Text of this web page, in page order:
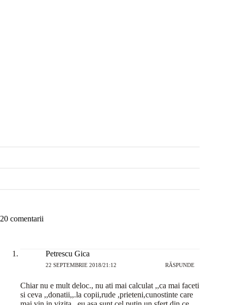
20 comentarii
Petrescu Gica
22 SEPTEMBRIE 2018/21:12 RĂSPUNDE
Chiar nu e mult deloc., nu ati mai calculat ,,ca mai faceti
si ceva ,,donatii,,.la copii,rude ,prieteni,cunostinte care